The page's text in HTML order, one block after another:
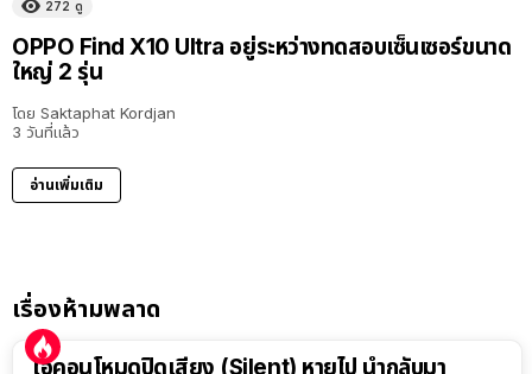
272 ดู
OPPO Find X10 Ultra อยู่ระหว่างทดสอบเซ็นเซอร์ขนาด
ใหญ่ 2 รุ่น
โดย Saktaphat Kordjan
3 วันที่แล้ว
อ่านเพิ่มเติม
เรื่องห้ามพลาด
ไอคอนโหมดปิดเสียง (Silent) หายไป นำกลับมา